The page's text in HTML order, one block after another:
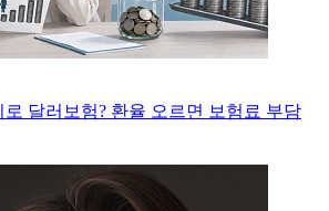
로 달러보험? 환율 오르면 보험료 부담